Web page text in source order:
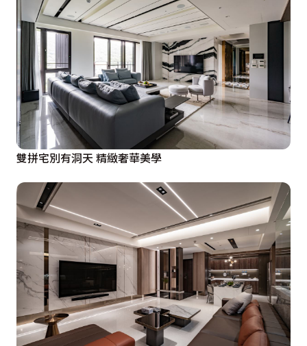
雙拼宅別有洞天 精緻奢華美學